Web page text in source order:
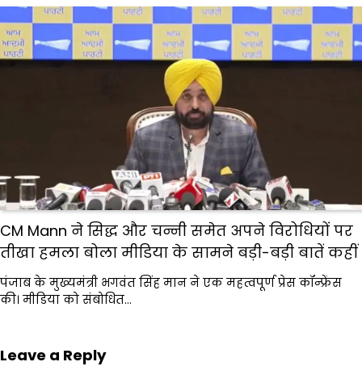
CM Mann ने सिद्ध और चन्नी समेत अपने विरोधियों पर
तीखा हमला बोला मीडिया के सामने बड़ी-बड़ी बातें कहीं
पंजाब के मुख्यमंत्री भगवंत सिंह मान ने एक महत्वपूर्ण प्रेस कॉन्फ्रेंस
की। मीडिया को संबोधित…
Leave a Reply